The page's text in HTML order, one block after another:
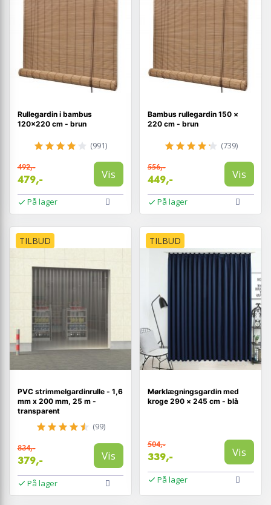
Rullegardin i bambus
120×220 cm - brun
(991)
492,-
479,- Vis
På lager
Bambus rullegardin 150 ×
220 cm - brun
(739)
556,-
449,- Vis
På lager
TILBUD
PVC strimmelgardinrulle - 1,6
mm x 200 mm, 25 m -
transparent
(99)
834,-
379,- Vis
På lager
TILBUD
Mørklægningsgardin med
kroge 290 × 245 cm - blå
504,-
339,- Vis
På lager